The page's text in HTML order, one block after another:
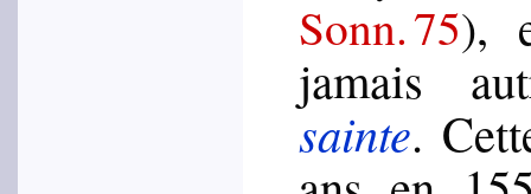
Sonn. 75),
jamais
sainte.